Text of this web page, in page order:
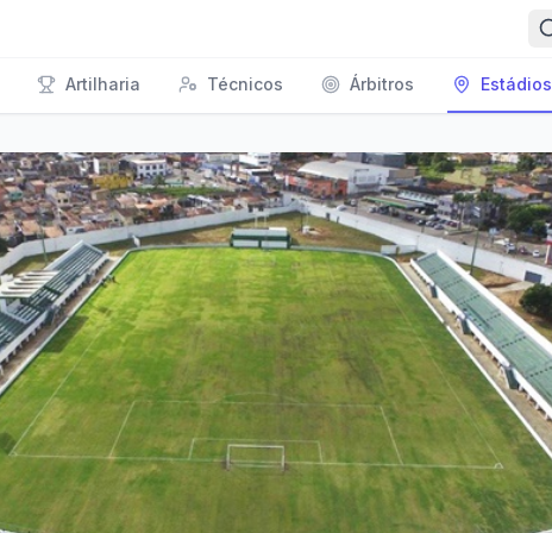
Artilharia Técnicos Árbitros Estádios